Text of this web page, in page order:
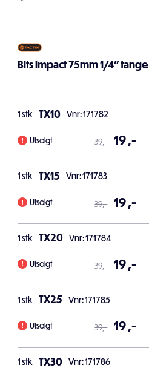
Bits impact 75mm 1/4" tange
1stk TX10 Vnr: 171782
Utsolgt 39,- 19,-
1stk TX15 Vnr: 171783
Utsolgt 39,- 19,-
1stk TX20 Vnr: 171784
Utsolgt 39,- 19,-
1stk TX25 Vnr: 171785
Utsolgt 39,- 19,-
1stk TX30 Vnr: 171786